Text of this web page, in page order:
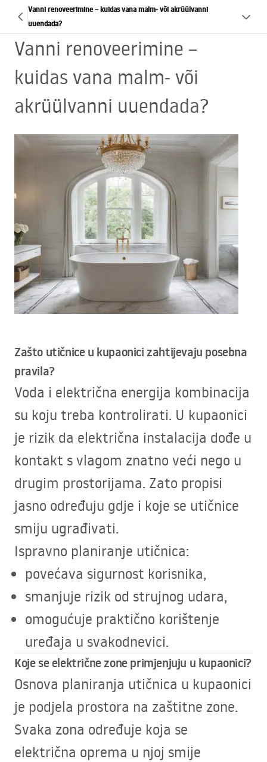
Vanni renoveerimine – kuidas vana malm- või akrüülvanni
uuendada?
Vanni renoveerimine –
kuidas vana malm- või
akrüülvanni uuendada?
Zašto utičnice u kupaonici zahtijevaju posebna
pravila?
Voda i električna energija kombinacija
su koju treba kontrolirati. U kupaonici
je rizik da električna instalacija dođe u
kontakt s vlagom znatno veći nego u
drugim prostorijama. Zato propisi
jasno određuju gdje i koje se utičnice
smiju ugrađivati.
Ispravno planiranje utičnica:
povećava sigurnost korisnika,
smanjuje rizik od strujnog udara,
omogućuje praktično korištenje
uređaja u svakodnevici.
Koje se električne zone primjenjuju u kupaonici?
Osnova planiranja utičnica u kupaonici
je podjela prostora na zaštitne zone.
Svaka zona određuje koja se
električna oprema u njoj smije